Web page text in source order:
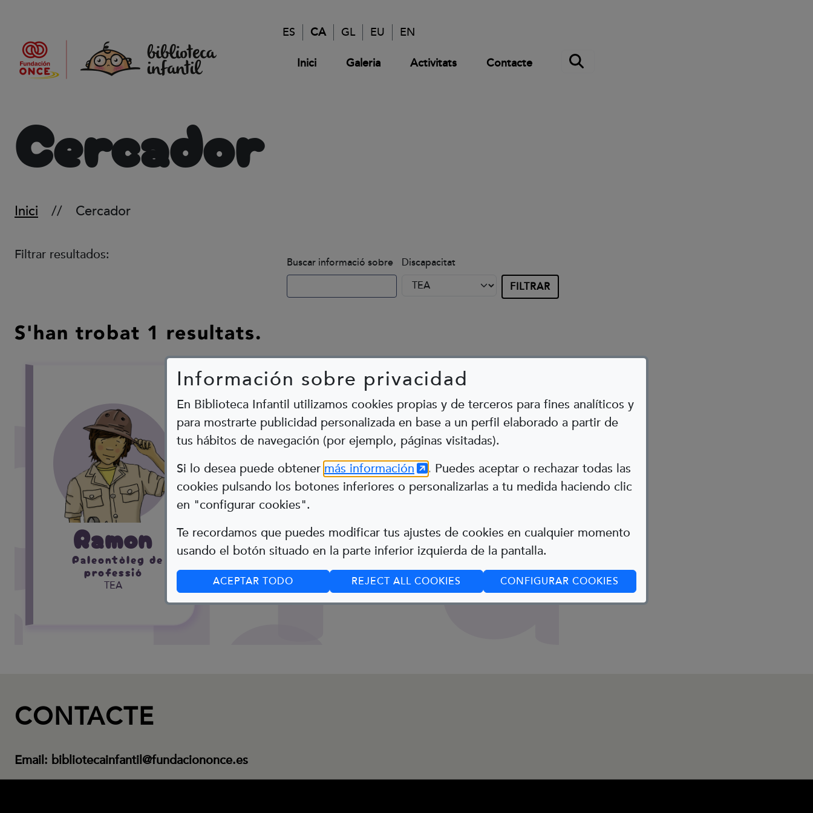
Información sobre privacidad
En Biblioteca Infantil utilizamos cookies propias y de terceros para fines analíticos y
para mostrarte publicidad personalizada en base a un perfil elaborado a partir de
tus hábitos de navegación (por ejemplo, páginas visitadas).
Si lo desea puede obtener más información (Abre en nueva ventana)
. Puedes aceptar o rechazar todas las
cookies pulsando los botones inferiores o personalizarlas a tu medida haciendo clic
en "configurar cookies".
Te recordamos que puedes modificar tus ajustes de cookies en cualquier momento
usando el botón situado en la parte inferior izquierda de la pantalla.
ACEPTAR TODO REJECT ALL COOKIES CONFIGURAR COOKIES
ES CA GL EU EN
Inici Galeria Activitats Contacte
Cercador
Inici Cercador
S'han trobat 1 resultats.
Ramon
Paleontòleg de
professió
TEA
Filtrar resultados:
Buscar informació sobre Discapacitat
CONTACTE
Email: bibliotecainfantil@fundaciononce.es
Abre en nueva ventana